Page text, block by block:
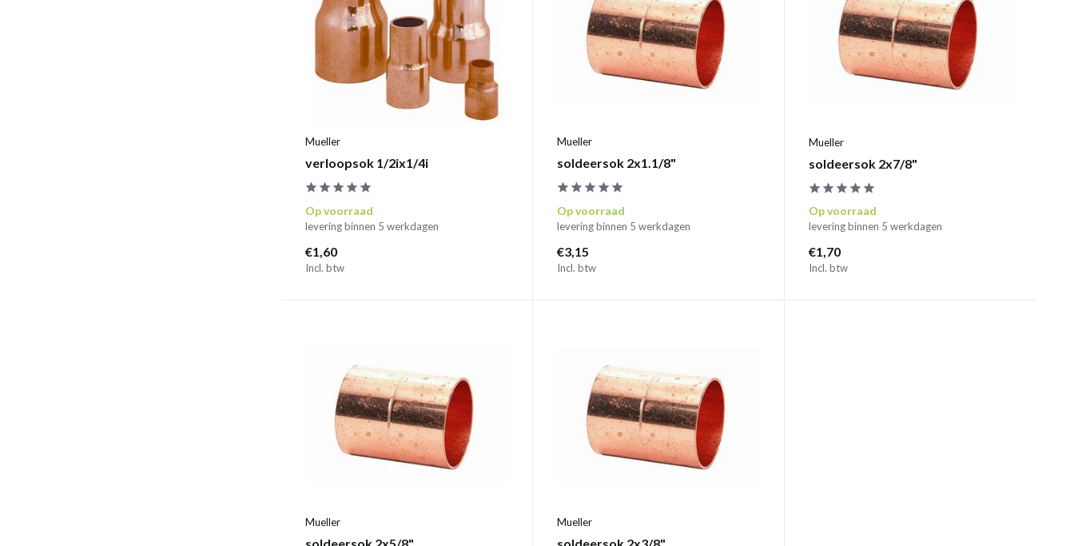
Mueller
verloopsok 1/2ix1/4i
Op voorraad
levering binnen 5 werkdagen
€1,60
Incl. btw
Mueller
soldeersok 2x1.1/8"
Op voorraad
levering binnen 5 werkdagen
€3,15
Incl. btw
Mueller
soldeersok 2x7/8"
Op voorraad
levering binnen 5 werkdagen
€1,70
Incl. btw
Mueller Mueller